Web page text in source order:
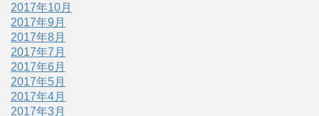
2017年10月
2017年9月
2017年8月
2017年7月
2017年6月
2017年5月
2017年4月
2017年3月